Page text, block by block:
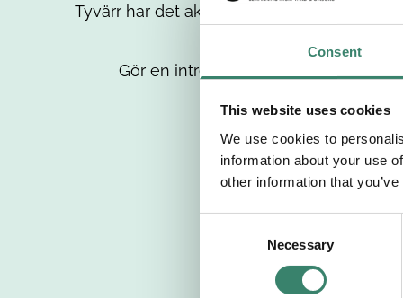
Consent
This website uses cookies
We use cookies to
information about your use
other information that
Necessary
Tyvärr har det aktuella jobbet tagits bort
Gör en intresseanmälan så